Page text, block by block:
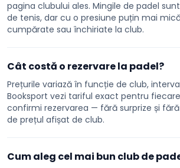
pagina clubului ales. Mingile de padel
de tenis, dar cu o presiune puțin mai
cumpărate sau închiriate la club.
Cât costă o rezervare la padel?
Prețurile variază în funcție de club,
Booksport vezi tariful exact pentru
confirmi rezervarea — fără surprize și
de prețul afișat de club.
Cum aleg cel mai bun club de